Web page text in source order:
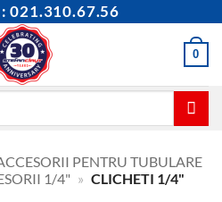
: 021.310.67.56
0
PENTRU TUBULARE
1/4" » CLICHETI 1/4"